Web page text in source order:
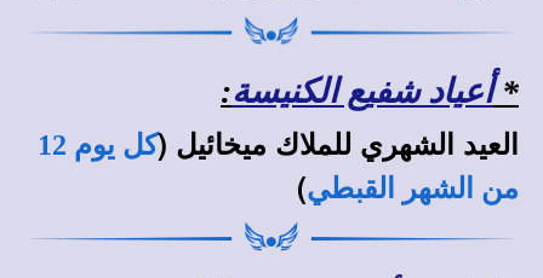
*أعياد شفيع الكنيسة:
العيد الشهري للملاك ميخائيل (
كل يوم 12
من الشهر القبطي)